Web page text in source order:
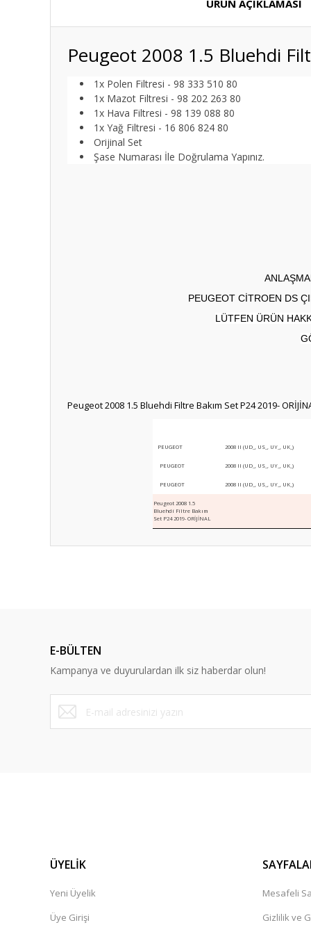
ÜRÜN AÇIKLAMASI
Peugeot 2008 1.5 Bluehdi
1x Polen Filtresi - 98 333 510 80
1x Mazot Filtresi - 98 202 263 80
1x Hava Filtresi - 98 139 088 80
1x Yağ Filtresi - 16 806 824 80
Orijinal Set
Şase Numarası İle Doğrulama Yapınız.
PEUGEOT CİTROEN DS
LÜTFEN ÜRÜN
Peugeot 2008 1.5 Bluehdi Filtre Bakım Set P24 2019-
PEUGEOT 2008 II (UD_, US_, UY_, UK_)
PEUGEOT 2008 II (UD_, US_, UY_, UK_)
PEUGEOT 2008 II (UD_, US_, UY_, UK_)
Peugeot 2008 1.5
Bluehdi Filtre Bakım
Set P24 2019- ORİJİNAL
E-BÜLTEN
Kampanya ve duyurulardan ilk siz haberdar olun!
ÜYELİK
Yeni Üyelik
Üye Girişi
Mesafeli
Gizlilik ve